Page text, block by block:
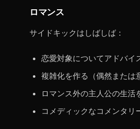
ロマンス
サイドキックはしばしば：
恋愛対象についてアドバイ
複雑化を作る（偶然または
ロマンス外の主人公の生活
コメディックなコメンタリ